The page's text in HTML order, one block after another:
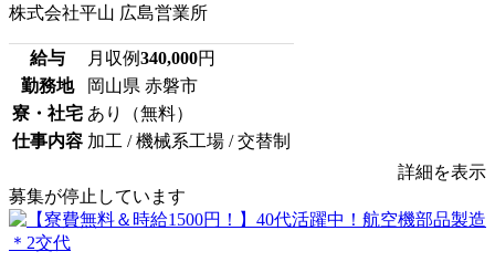
株式会社平山 広島営業所
給与 月収例340,000円
勤務地
岡山県 赤磐市
寮・社宅 あり（無料）
仕事内容 加工 / 機械系工場 / 交替制
詳細を表示
募集が停止しています